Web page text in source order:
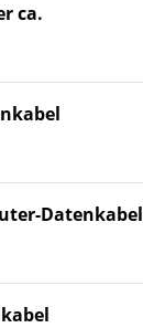
ca.
Datenkabel